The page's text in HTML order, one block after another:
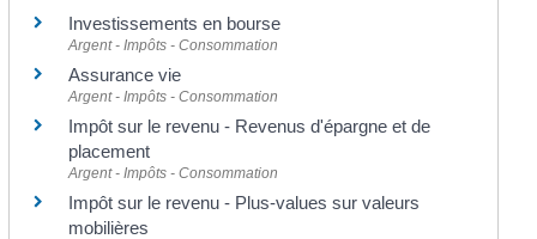
Investissements en bourse
Argent - Impôts - Consommation
Assurance vie
Argent - Impôts - Consommation
Impôt sur le revenu - Revenus d'épargne et de
placement
Argent - Impôts - Consommation
Impôt sur le revenu - Plus-values sur valeurs
mobilières